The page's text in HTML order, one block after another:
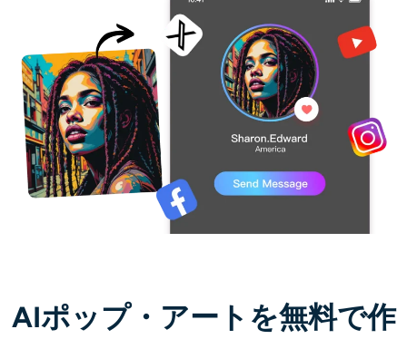
AIポップ・アートを無料で作